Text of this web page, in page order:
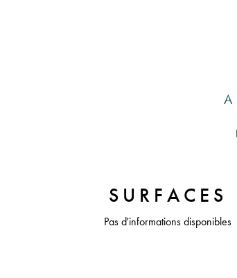
SURFACES
Pas d'informations disponibles